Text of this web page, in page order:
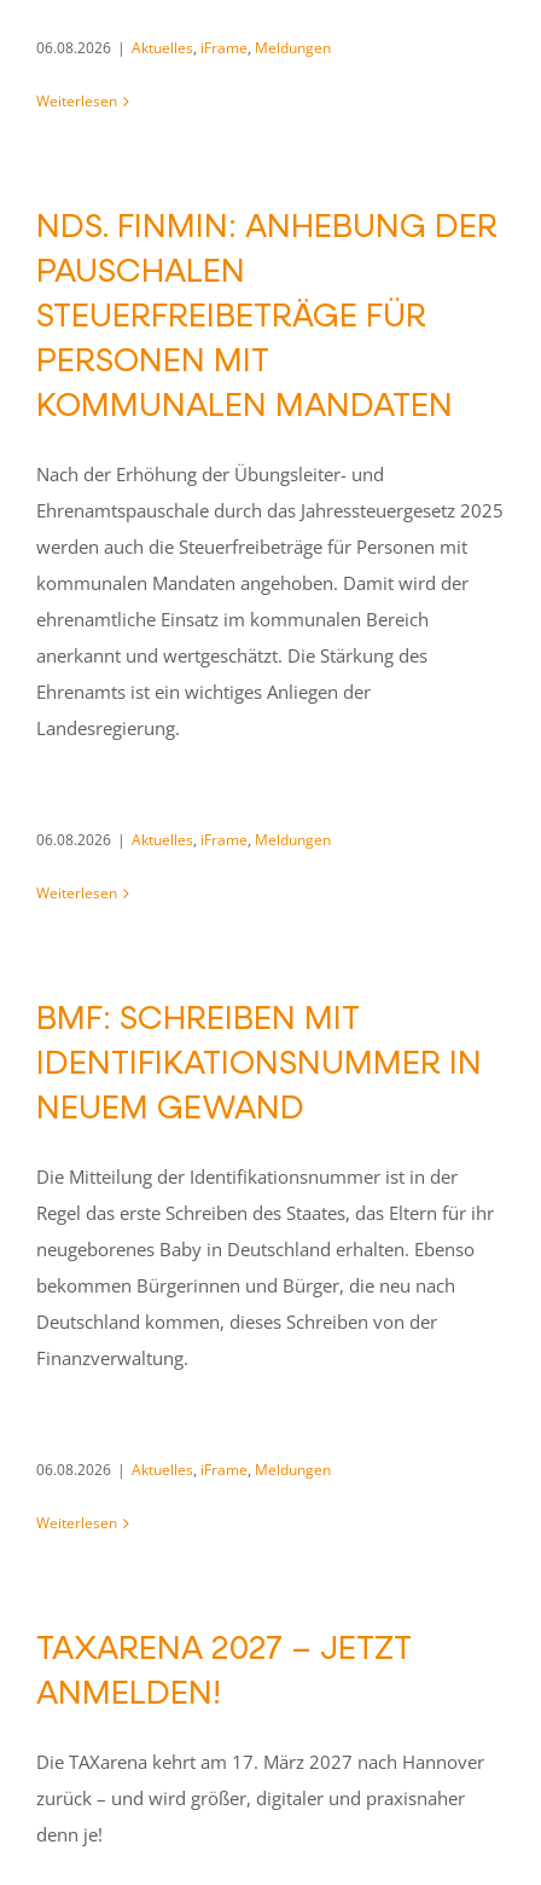
06.08.2026 | Aktuelles, iFrame, Meldungen
Weiterlesen
NDS. FINMIN: ANHEBUNG DER
PAUSCHALEN
STEUERFREIBETRÄGE FÜR
PERSONEN MIT
KOMMUNALEN MANDATEN
Nach der Erhöhung der Übungsleiter- und
Ehrenamtspauschale durch das Jahressteuergesetz 2025
werden auch die Steuerfreibeträge für Personen mit
kommunalen Mandaten angehoben. Damit wird der
ehrenamtliche Einsatz im kommunalen Bereich
anerkannt und wertgeschätzt. Die Stärkung des
Ehrenamts ist ein wichtiges Anliegen der
Landesregierung.
06.08.2026 | Aktuelles, iFrame, Meldungen
Weiterlesen
BMF: SCHREIBEN MIT
IDENTIFIKATIONSNUMMER IN
NEUEM GEWAND
Die Mitteilung der Identifikationsnummer ist in der
Regel das erste Schreiben des Staates, das Eltern für ihr
neugeborenes Baby in Deutschland erhalten. Ebenso
bekommen Bürgerinnen und Bürger, die neu nach
Deutschland kommen, dieses Schreiben von der
Finanzverwaltung.
06.08.2026 | Aktuelles, iFrame, Meldungen
Weiterlesen
TAXARENA 2027 – JETZT
ANMELDEN!
Die TAXarena kehrt am 17. März 2027 nach Hannover
zurück – und wird größer, digitaler und praxisnaher
denn je!